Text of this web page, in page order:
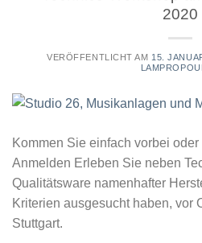
2020
VERÖFFENTLICHT AM 15.
Kommen Sie einfach vorbei
Anmelden Erleben Sie neben
Qualitätsware namenhafter
Kriterien ausgesucht haben, vor
Stuttgart.